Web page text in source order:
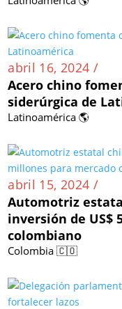
abril 16, 2024 /
Acero chino
siderúrgica de
Latinoamérica 🌎
abril 15, 2024 /
Automotriz
inversión de US$
colombiano
Colombia 🇨🇴